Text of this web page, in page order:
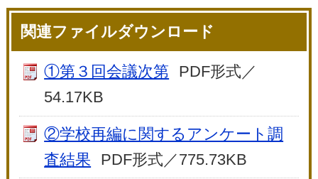
関連ファイルダウンロード
①第３回会議次第
PDF形式／
54.17KB
②学校再編に関するアンケート調
査結果
PDF形式／775.73KB